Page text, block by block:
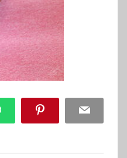
WhatsApp Pinterest Email